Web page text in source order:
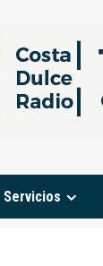
Servicios